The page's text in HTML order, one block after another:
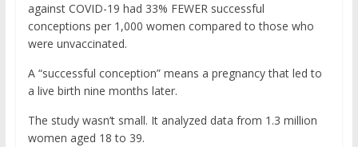
against COVID-19 had 33% FEWER successful
conceptions per 1,000 women compared to those who
were unvaccinated.
A “successful conception” means a pregnancy that led to
a live birth nine months later.
The study wasn’t small. It analyzed data from 1.3 million
women aged 18 to 39.